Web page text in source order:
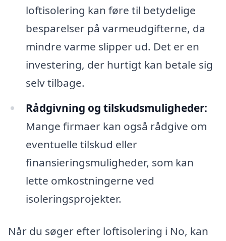
loftisolering kan føre til betydelige
besparelser på varmeudgifterne, da
mindre varme slipper ud. Det er en
investering, der hurtigt kan betale sig
selv tilbage.
Rådgivning og tilskudsmuligheder:
Mange firmaer kan også rådgive om
eventuelle tilskud eller
finansieringsmuligheder, som kan
lette omkostningerne ved
isoleringsprojekter.
Når du søger efter loftisolering i No, kan